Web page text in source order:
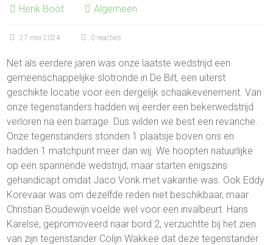
Henk Boot Algemeen
27 mei 2024 0 reacties
Net als eerdere jaren was onze laatste wedstrijd een
gemeenschappelijke slotronde in De Bilt, een uiterst
geschikte locatie voor een dergelijk schaakevenement. Van
onze tegenstanders hadden wij eerder een bekerwedstrijd
verloren na een barrage. Dus wilden we best een revanche.
Onze tegenstanders stonden 1 plaatsje boven ons en
hadden 1 matchpunt meer dan wij. We hoopten natuurlijke
op een spannende wedstrijd, maar starten enigszins
gehandicapt omdat Jaco Vonk met vakantie was. Ook Eddy
Korevaar was om dezelfde reden niet beschikbaar, maar
Christian Boudewijn voelde wel voor een invalbeurt. Hans
Karelse, gepromoveerd naar bord 2, verzuchtte bij het zien
van zijn tegenstander Colijn Wakkee dat deze tegenstander